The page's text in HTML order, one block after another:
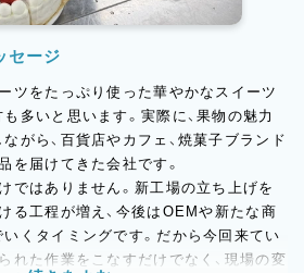
セージ
ツをたっぷり使った華やかなスイーツ
多いと思います。実際に、果物の魅力
がら、百貨店やカフェ、焼菓子ブランド
を届けてきた会社です。
ではありません。新工場の立ち上げを
る工程が増え、今後はOEMや新たな商
くタイミングです。だから今回来てい
れた作業をこなすだけでなく、現場の変